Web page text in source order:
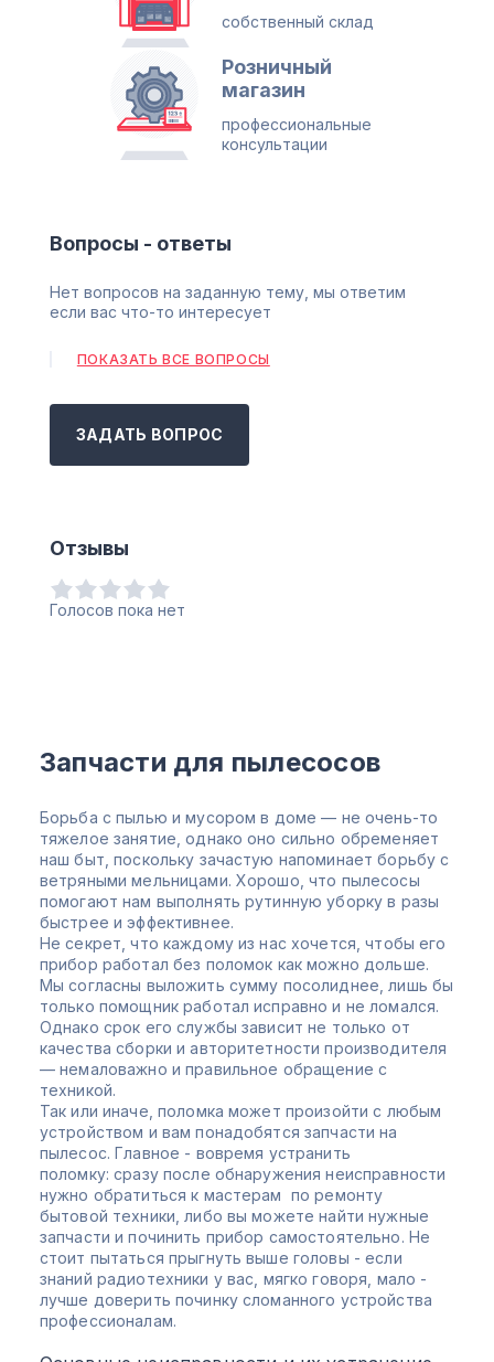
собственный склад
Розничный
магазин
профессиональные
консультации
Вопросы - ответы
Нет вопросов на заданную тему, мы ответим
если вас что-то интересует
ПОКАЗАТЬ ВСЕ ВОПРОСЫ
ЗАДАТЬ ВОПРОС
Отзывы
Голосов пока нет
Запчасти для пылесосов
Борьба с пылью и мусором в доме — не очень-то
тяжелое занятие, однако оно сильно обременяет
наш быт, поскольку зачастую напоминает борьбу с
ветряными мельницами. Хорошо, что пылесосы
помогают нам выполнять рутинную уборку в разы
быстрее и эффективнее.
Не секрет, что каждому из нас хочется, чтобы его
прибор работал без поломок как можно дольше.
Мы согласны выложить сумму посолиднее, лишь бы
только помощник работал исправно и не ломался.
Однако срок его службы зависит не только от
качества сборки и авторитетности производителя
— немаловажно и правильное обращение с
техникой.
Так или иначе, поломка может произойти с любым
устройством и вам понадобятся запчасти на
пылесос. Главное - вовремя устранить
поломку: сразу после обнаружения неисправности
нужно обратиться к мастерам по ремонту
бытовой техники, либо вы можете найти нужные
запчасти и починить прибор самостоятельно. Не
стоит пытаться прыгнуть выше головы - если
знаний радиотехники у вас, мягко говоря, мало -
лучше доверить починку сломанного устройства
профессионалам.